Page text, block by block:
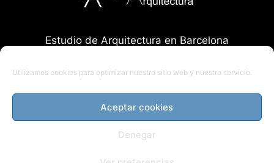
Utilizamos cookies para optimizar nuestro sitio web y nuestro servicio.
Aceptar cookies
Denegar
Estudio de Arquitectura en Barcelona